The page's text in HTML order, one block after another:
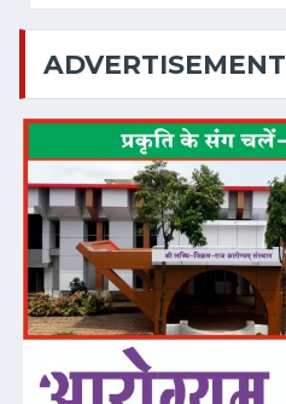
ADVERTISEMENT
❮